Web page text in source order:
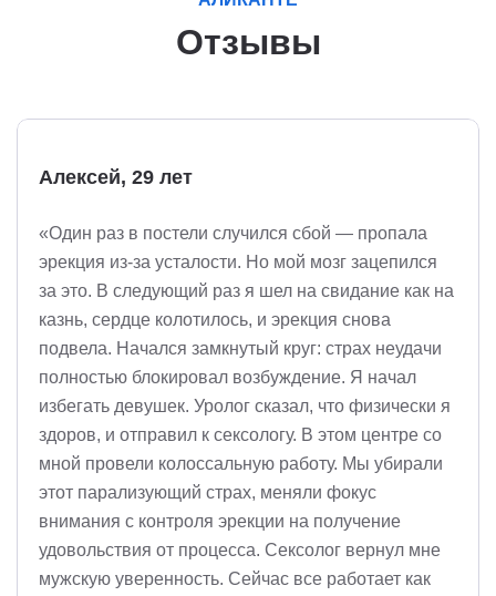
Отзывы
Алексей, 29 лет
«Один раз в постели случился сбой — пропала
эрекция из-за усталости. Но мой мозг зацепился
за это. В следующий раз я шел на свидание как на
казнь, сердце колотилось, и эрекция снова
подвела. Начался замкнутый круг: страх неудачи
полностью блокировал возбуждение. Я начал
избегать девушек. Уролог сказал, что физически я
здоров, и отправил к сексологу. В этом центре со
мной провели колоссальную работу. Мы убирали
этот парализующий страх, меняли фокус
внимания с контроля эрекции на получение
удовольствия от процесса. Сексолог вернул мне
мужскую уверенность. Сейчас все работает как